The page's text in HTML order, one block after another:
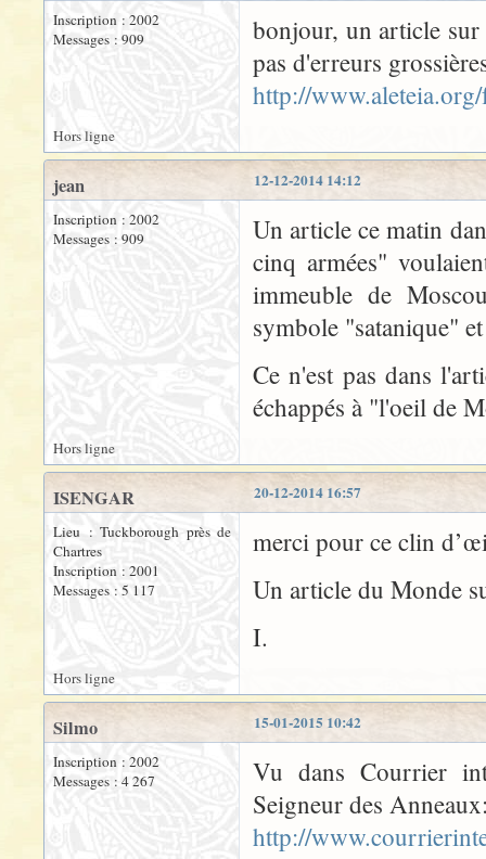
Inscription : 2002
Messages : 909
bonjour, un article sur
pas d'erreurs
http://
Hors ligne
12-12-2014 14:12
jean
Inscription : 2002
Messages : 909
Un article ce matin
cinq armées"
immeuble de
symbole "satanique"
Ce n'est pas dans
échappés à "l'oeil de
Hors ligne
20-12-2014 16:57
ISENGAR
Lieu : Tuckborough près de
Chartres
Inscription : 2001
Messages : 5 117
merci pour ce clin
Un article du Monde
I.
Hors ligne
15-01-2015 10:42
Silmo
Inscription : 2002
Messages : 4 267
Vu dans Courrier
Seigneur des
http://